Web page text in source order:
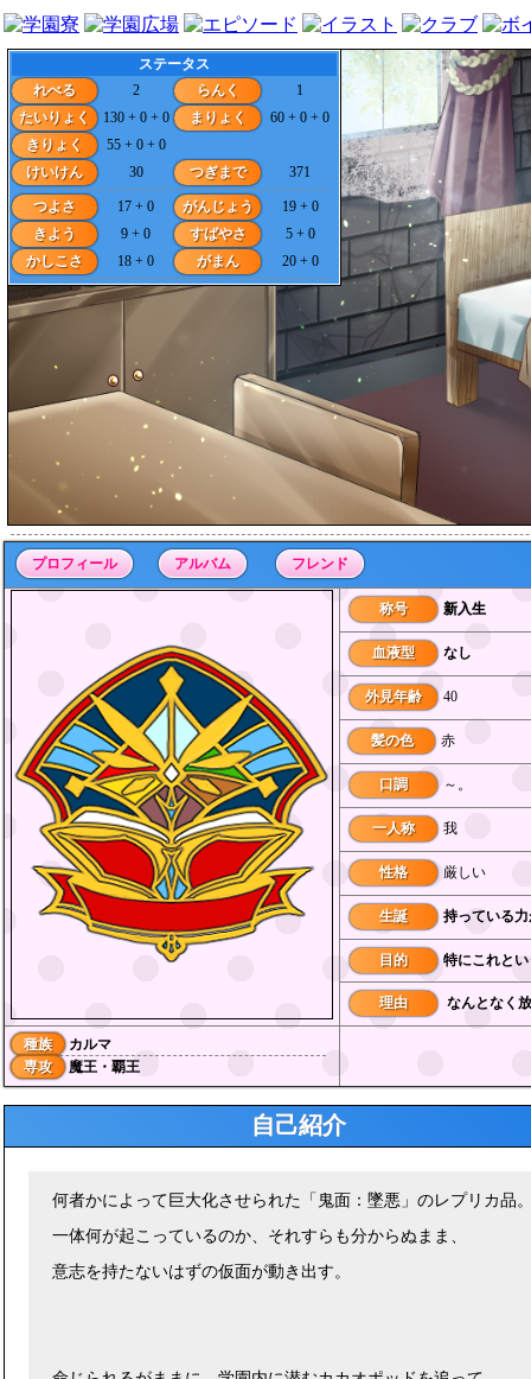
ステータス
れべる
2 らんく
1
たいりょく
130 + 0 + 0 まりょく
60 + 0 + 0
きりょく
55 + 0 + 0
けいけん
30 つぎまで 371
つよさ 17 + 0 がんじょう
19 + 0
きよう
9 + 0 すばやさ
5 + 0
かしこさ
18 + 0 がまん 20 + 0
プロフィール アルバム フレンド
称号 新入生
血液型 なし
外見年齢 40
髪の色 赤
口調 ～。
一人称 我
性格 厳しい
生誕 持っている
目的 特にこれと
理由 なんとなく
種族
カルマ
専攻
魔王・覇王
自己紹介
何者かによって巨大化させられた「鬼面：墜悪」のレプリカ品
一体何が起こっているのか、それすらも分からぬまま、
意志を持たないはずの仮面が動き出す。